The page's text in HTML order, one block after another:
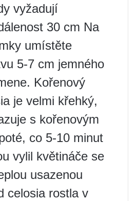
vyžadují
30 cm Na
umístěte
5-7 cm jemného
Kořenový
je velmi křehký,
s kořenovým
co 5-10 minut
vylil květináče se
usazenou
celosia rostla v